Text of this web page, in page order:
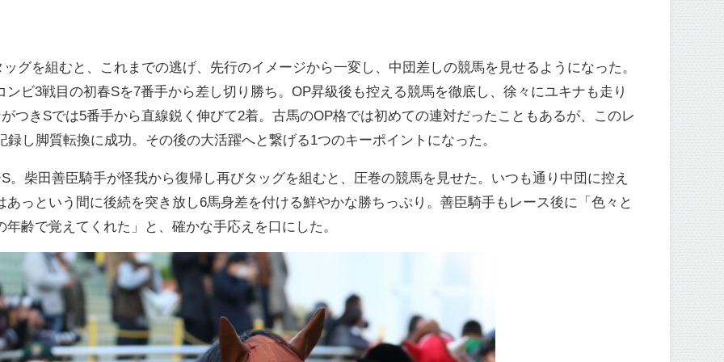
グを組むと、これまでの逃げ、先行のイメージから一変し、中団差しの競馬を見せるようになった。
ビ3戦目の初春Sを7番手から差し切り勝ち。OP昇級後も控える競馬を徹底し、徐々にユキナも走り
つきSでは5番手から直線鋭く伸びて2着。古馬のOP格では初めての連対だったこともあるが、このレ
し脚質転換に成功。その後の大活躍へと繋げる1つのキーポイントになった。
。柴田善臣騎手が怪我から復帰し再びタッグを組むと、圧巻の競馬を見せた。いつも通り中団に控え
っという間に後続を突き放し6馬身差を付ける鮮やかな勝ちっぷり。善臣騎手もレース後に「色々と
齢で覚えてくれた」と、確かな手応えを口にした。